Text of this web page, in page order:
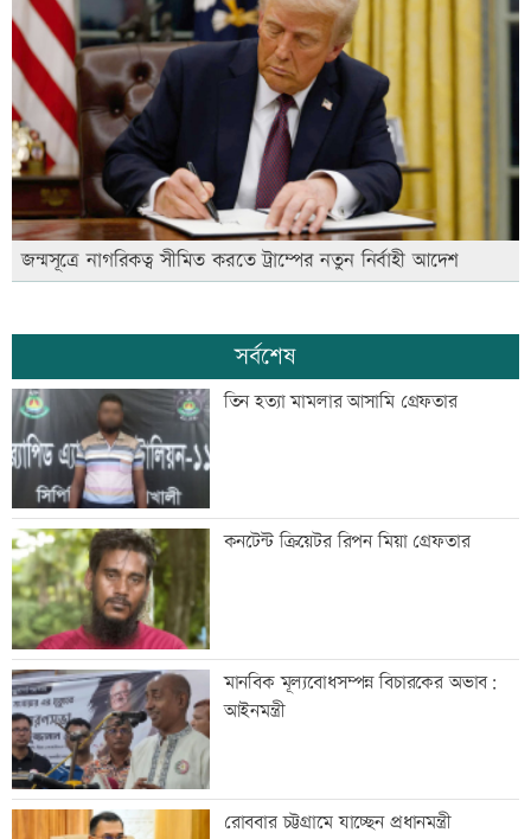
জন্মসূত্রে নাগরিকত্ব সীমিত করতে ট্রাম্পের নতুন নির্বাহী আদেশ
সর্বশেষ
তিন হত্যা মামলার আসামি গ্রেফতার
কনটেন্ট ক্রিয়েটর রিপন মিয়া গ্রেফতার
মানবিক মূল্যবোধসম্পন্ন বিচারকের অভাব:
আইনমন্ত্রী
রোববার চট্টগ্রামে যাচ্ছেন প্রধানমন্ত্রী